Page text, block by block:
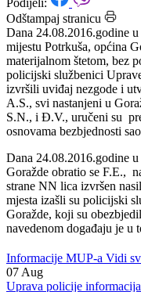
Datum: 25.08.2016.
Podijeli:
Odštampaj stranicu
Dana 24.08.2016.godine
mijestu Potrkuša, općina
materijalnom štetom, bez
policijski službenici
izvršili uviđaj nezgode i
S.N., i Đ.V., uručeni su
osnovama bezbjednosti
Dana 24.08.2016.godine
Goražde obratio se F.E.,
strane NN lica izvršen
Goražde, koji su
navedenom događaju je u